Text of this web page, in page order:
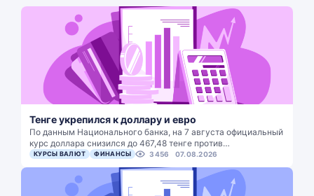
Тенге укрепился к доллару и евро
По данным Национального банка, на 7 августа официальный
курс доллара снизился до 467,48 тенге против…
КУРСЫ ВАЛЮТ ФИНАНСЫ 3456 07.08.2026